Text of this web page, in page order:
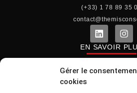
Gérer le
cookies
(+33) 1 78 89 35
EN SAVOIR